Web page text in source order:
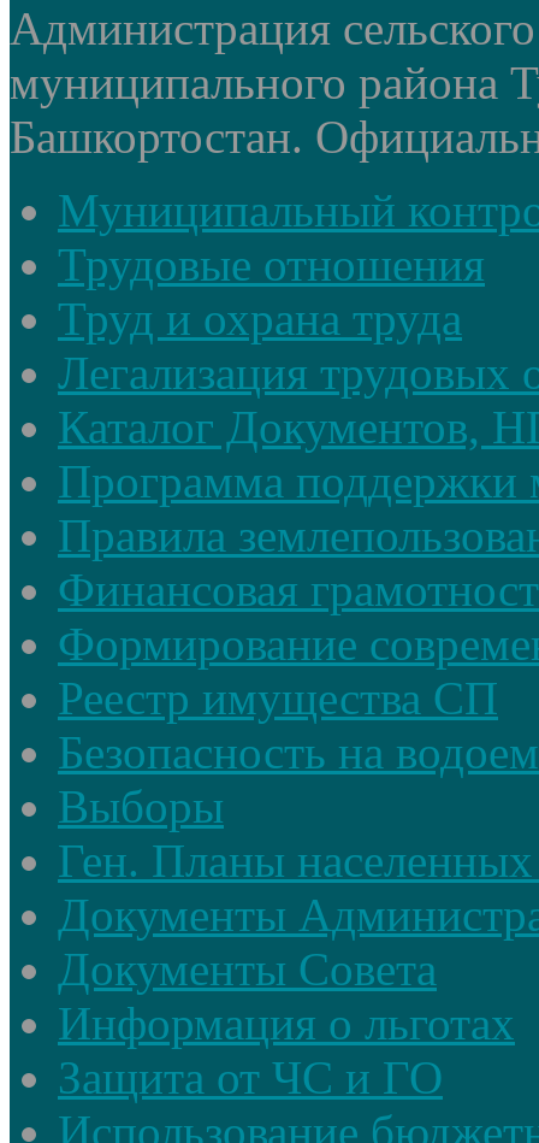
Администрация
муниципального района
Башкортостан.
Муниципальный
Трудовые отношения
Труд и охрана труда
Легализация трудовых
Каталог Документов,
Программа поддержки
Правила
Финансовая
Формирование
Реестр имущества СП
Безопасность на
Выборы
Ген. Планы
Документы
Документы Совета
Информация о льготах
Защита от ЧС и ГО
Использование